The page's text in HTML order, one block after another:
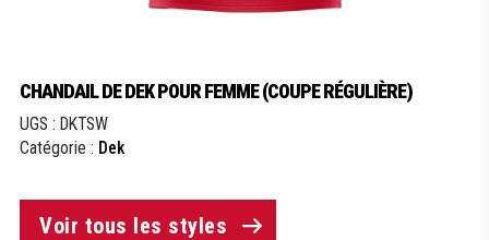
CHANDAIL DE DEK POUR FEMME (COUPE RÉGULIÈRE)
UGS : DKTSW
Catégorie : Dek
Voir tous les styles